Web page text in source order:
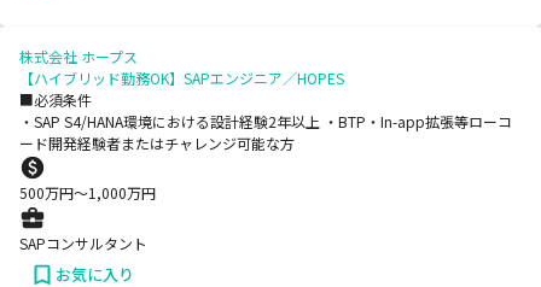
株式会社 ホープス
【ハイブリッド勤務OK】SAPエンジニア／HOPES
■必須条件
・SAP S4/HANA環境における設計経験2年以上 ・BTP・In-app拡張等ローコ
ード開発経験者またはチャレンジ可能な方
500万円〜1,000万円
SAPコンサルタント
お気に入り